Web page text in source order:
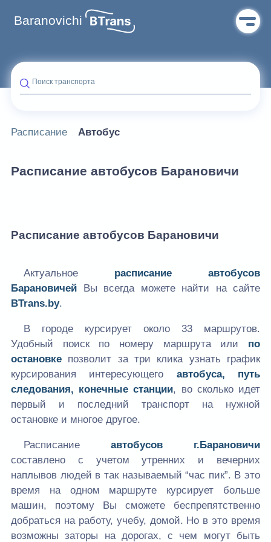
Baranovichi
Поиск транспорта
Расписание Автобус
Расписание автобусов Барановичи
Расписание автобусов Барановичи
Актуальное расписание автобусов
Барановичей Вы всегда можете найти на сайте
BTrans.by.
В городе курсирует около 33 маршрутов.
Удобный поиск по номеру маршрута или по
остановке позволит за три клика узнать график
курсирования интересующего автобуса, путь
следования, конечные станции, во сколько идет
первый и последний транспорт на нужной
остановке и многое другое.
Расписаниеавтобусов г.Барановичи
составлено с учетом утренних и вечерних
наплывов людей в так называемый “час пик”. В это
время на одном маршруте курсирует больше
машин, поэтому Вы сможете беспрепятственно
добраться на работу, учебу, домой. Но в это время
возможны заторы на дорогах, с чем могут быть